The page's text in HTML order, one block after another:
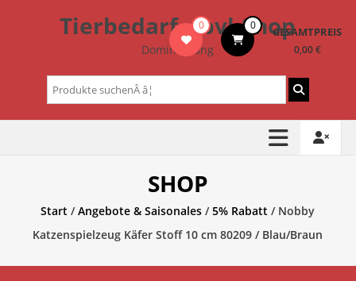
Tierbedarf – bvl-Shop
Dominik Lang
0 0 GESAMTPREIS
0,00 €
Suchen
nach:
SHOP
Start /Angebote & Saisonales /5% Rabatt / Nobby
Katzenspielzeug Käfer Stoff 10 cm 80209 / Blau/Braun